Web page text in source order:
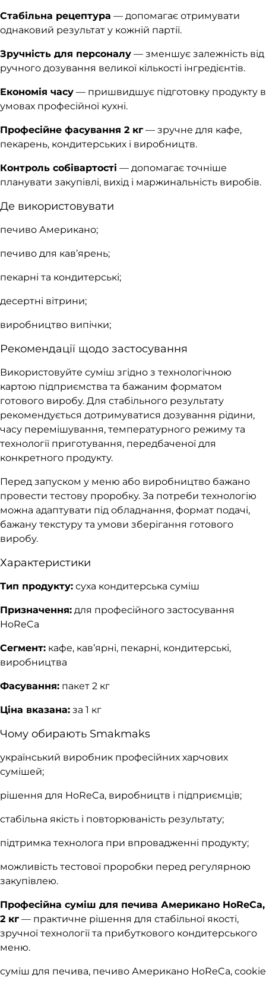
Стабільна рецептура — допомагає отримувати
однаковий результат у кожній партії.
Зручність для персоналу — зменшує залежність від
ручного дозування великої кількості інгредієнтів.
Економія часу — пришвидшує підготовку продукту в
умовах професійної кухні.
Професійне фасування 2 кг— зручне для кафе,
пекарень, кондитерських і виробництв.
Контроль собівартості — допомагає точніше
планувати закупівлі, вихід і маржинальність виробів.
Де використовувати
печиво Американо;
печиво для кав’ярень;
пекарні та кондитерські;
десертні вітрини;
виробництво випічки;
Рекомендації щодо застосування
Використовуйте суміш згідно з технологічною
картою підприємства та бажаним форматом
готового виробу. Для стабільного результату
рекомендується дотримуватися дозування рідини,
часу перемішування, температурного режиму та
технології приготування, передбаченої для
конкретного продукту.
Перед запуском у меню або виробництво бажано
провести тестову проробку. За потреби технологію
можна адаптувати під обладнання, формат подачі,
бажану текстуру та умови зберігання готового
виробу.
Характеристики
Тип продукту: суха кондитерська суміш
Призначення: для професійного застосування
HoReCa
Сегмент: кафе, кав’ярні, пекарні, кондитерські,
виробництва
Фасування: пакет 2 кг
Ціна вказана: за 1 кг
Чому обирають Smakmaks
український виробник професійних харчових
сумішей;
рішення для HoReCa, виробництв і підприємців;
стабільна якість і повторюваність результату;
підтримка технолога при впровадженні продукту;
можливість тестової проробки перед регулярною
закупівлею.
Професійна суміш для печива Американо HoReCa,
2 кг— практичне рішення для стабільної якості,
зручної технології та прибуткового кондитерського
меню.
суміш для печива, печиво Американо HoReCa, cookie